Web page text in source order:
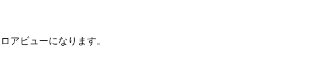
アビューになります。